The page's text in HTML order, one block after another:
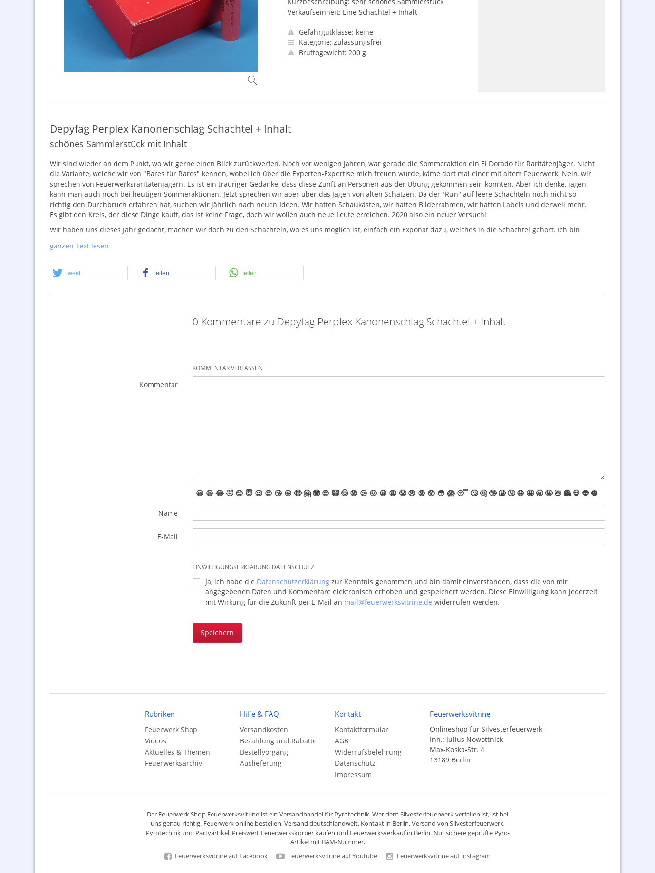
Verkaufseinheit: Eine Schachtel + Inhalt
Gefahrgutklasse: keine
Kategorie: zulassungsfrei
Bruttogewicht: 200 g
Depyfag Perplex Kanonenschlag Schachtel + Inhalt
schönes Sammlerstück mit Inhalt
Wir sind wieder an dem Punkt, wo wir gerne einen Blick zurückwerfen. Noch vor wenigen Jahren, war gerade die Sommeraktion ein El Dorado für Raritätenjäger. Nicht
die Variante, welche wir von "Bares für Rares" kennen, wobei ich über die Experten-Expertise mich freuen würde, käme dort mal einer mit altem Feuerwerk. Nein, wir
sprechen von Feuerwerksraritätenjägern. Es ist ein trauriger Gedanke, dass diese Zunft an Personen aus der Übung gekommen sein könnten. Aber ich denke, jagen
kann man auch noch bei heutigen Sommeraktionen. Jetzt sprechen wir aber über das Jagen von alten Schätzen. Da der "Run" auf leere Schachteln noch nicht so
richtig den Durchbruch erfahren hat, suchen wir jährlich nach neuen Ideen. Wir hatten Schaukästen, wir hatten Bilderrahmen, wir hatten Labels und derweil mehr.
Es gibt den Kreis, der diese Dinge kauft, das ist keine Frage, doch wir wollen auch neue Leute erreichen. 2020 also ein neuer Versuch!
Wir haben uns dieses Jahr gedacht, machen wir doch zu den Schachteln, wo es uns möglich ist, einfach ein Exponat dazu, welches in die Schachtel gehört. Ich bin
gespannt wir ihr das findet.
ganzen Text lesen
tweet teilen teilen
0 Kommentare zu Depyfag Perplex Kanonenschlag Schachtel + Inhalt
KOMMENTAR VERFASSEN
Kommentar
😀 😆 😂🤣 😊 😇 😉 😍 😘 😜 🤑 🤗 🤓 😎 🤡🤠 😟 😕 😖 😫 😩 😤 😠 😡 😲 😳 😱 😴 🙄 🤔 🤥 🤮 🤧 😷 🤩 🥱 🤬 💩 👻 💀 👽 🎃
Name
E-Mail
EINWILLIGUNGSERKLÄRUNG DATENSCHUTZ
Ja, ich habe die Datenschutzerklärungzur Kenntnis genommen und bin damit einverstanden, dass die von mir
angegebenen Daten und Kommentare elektronisch erhoben und gespeichert werden. Diese Einwilligung kann jederzeit
mit Wirkung für die Zukunft per E-Mail an mail@feuerwerksvitrine.de widerrufen werden.
Speichern
Rubriken
Feuerwerk Shop
Videos
Aktuelles & Themen
Feuerwerksarchiv
Hilfe & FAQ
Versandkosten
Bezahlung und Rabatte
Bestellvorgang
Auslieferung
Kontakt
Kontaktformular
AGB
Widerrufsbelehrung
Datenschutz
Impressum
Feuerwerksvitrine
Onlineshop für Silvesterfeuerwerk
Inh.: Julius Nowottnick
Max-Koska-Str. 4
13189 Berlin
Der Feuerwerk Shop Feuerwerksvitrine ist ein Versandhandelfür Pyrotechnik. Wer dem Silvesterfeuerwerk verfallen ist, ist bei
uns genau richtig. Feuerwerk online bestellen,Versand deutschlandweit, Kontakt in Berlin. Versand von Silvesterfeuerwerk,
Pyrotechnikund Partyartikel. Preiswert Feuerwerkskörperkaufen und Feuerwerksverkauf in Berlin. Nur sichere geprüfte Pyro-
Artikel mit BAM-Nummer.
Feuerwerksvitrine auf Facebook
Feuerwerksvitrine auf Youtube Feuerwerksvitrine auf Instagram